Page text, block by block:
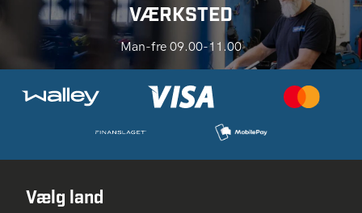
VÆRKSTED
Man-fre 09.00-11.00
Vælg land